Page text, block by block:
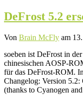
DeFrost 5.2
Von Brain McFly am
soeben ist DeFrost in
chinesischen AOSP-
für das DeFrost-ROM.
Changelog: Version
(thanks to Cyanogen